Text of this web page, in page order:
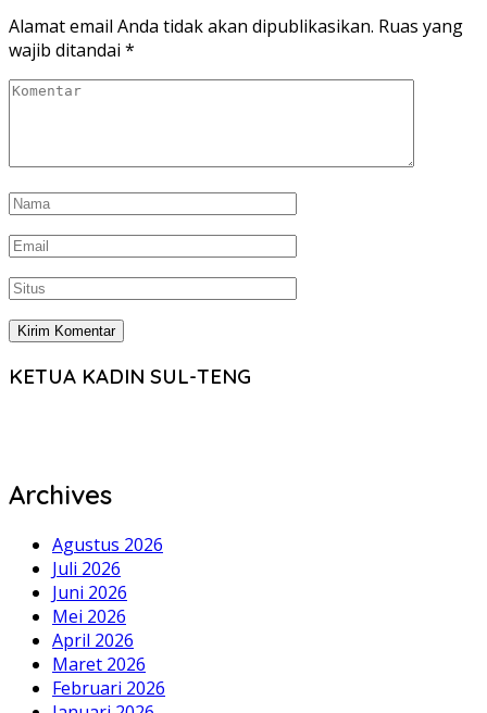
Alamat email Anda tidak akan dipublikasikan. Ruas yang
wajib ditandai *
KETUA KADIN SUL-TENG
Archives
Agustus 2026
Juli 2026
Juni 2026
Mei 2026
April 2026
Maret 2026
Februari 2026